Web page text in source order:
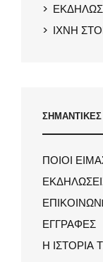
ΙΧΝΗ
ΠΟΙΟΙ
ΕΓΓΡΑΦΕΣ
Η ΙΣΤΟΡΙΑ